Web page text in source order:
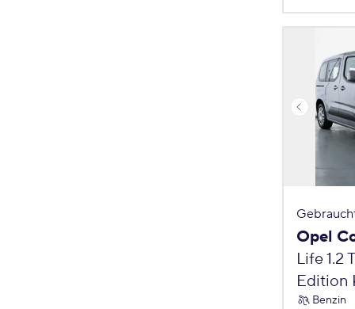
Opel
Life 1.2
Edition
Benzin